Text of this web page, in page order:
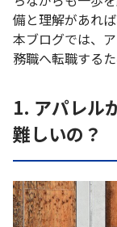
備と理解があれ
本ブログでは、
務職へ転職する
1. アパレル
難しいの？